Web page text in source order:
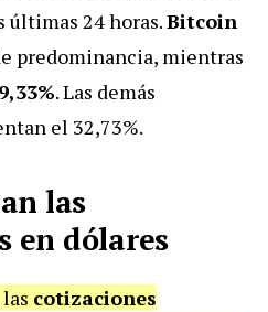
últimas 24 horas.Bitcoin
predominancia, mientras
9,33%. Las demás
el 32,73%.
las
en dólares
cotizaciones